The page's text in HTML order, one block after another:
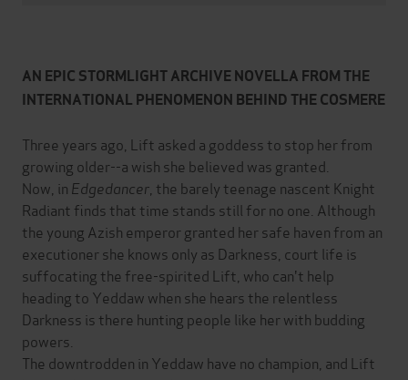
AN EPIC STORMLIGHT ARCHIVE NOVELLA FROM THE
INTERNATIONAL PHENOMENON BEHIND THE COSMERE
Three years ago, Lift asked a goddess to stop her from
growing older--a wish she believed was granted.
Now, in Edgedancer , the barely teenage nascent Knight
Radiant finds that time stands still for no one. Although
the young Azish emperor granted her safe haven from an
executioner she knows only as Darkness, court life is
suffocating the free-spirited Lift, who can't help
heading to Yeddaw when she hears the relentless
Darkness is there hunting people like her with budding
powers.
The downtrodden in Yeddaw have no champion, and Lift